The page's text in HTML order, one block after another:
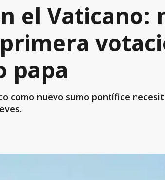
el Vaticano:
papa
como nuevo sumo pontífice